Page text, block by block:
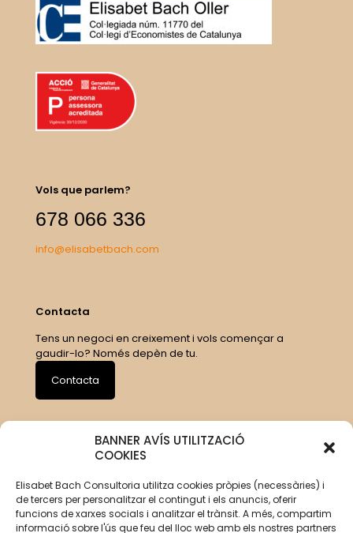
BANNER AVÍS UTILITZACIÓ
COOKIES
Elisabet Bach Consultoria utilitza cookies pròpies (necessàries) i
de tercers per personalitzar el contingut i els anuncis, oferir
funcions de xarxes socials i analitzar el trànsit. A més, compartim
informació sobre l'ús que feu del lloc web amb els nostres partners
Vols que parlem?
678 066 336
info@elisabetbach.com
Contacta
Tens un negoci en creixement i vols començar a
gaudir-lo? Només depèn de tu.
Contacta